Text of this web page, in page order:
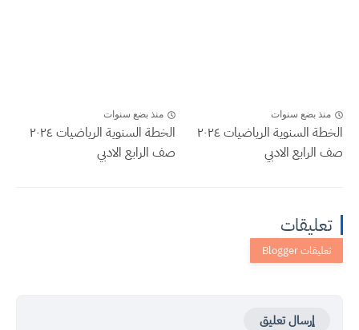
منذ بضع سنوات
الخطة السنوية الرياضيات ٢٠٢٤
صف الرابع الادبي
منذ بضع سنوات
الخطة السنوية الرياضيات ٢٠٢٤
صف الرابع الادبي
تعليقات
إرسال تعليق